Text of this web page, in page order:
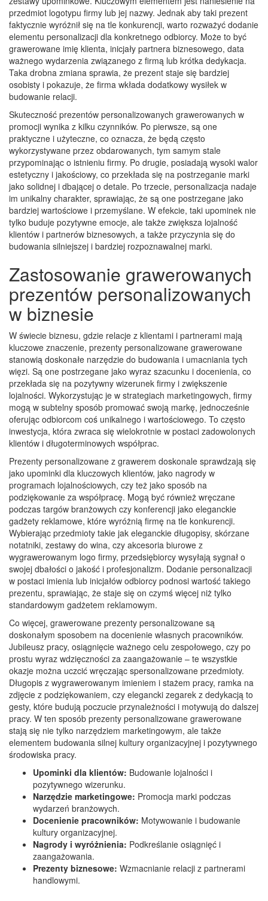
przedmiot logotypu firmy lub jej nazwy. Jednak aby taki prezent
faktycznie wyróżnił się na tle konkurencji, warto rozważyć dodanie
elementu personalizacji dla konkretnego odbiorcy. Może to być
grawerowane imię klienta, inicjały partnera biznesowego, data
ważnego wydarzenia związanego z firmą lub krótka dedykacja.
Taka drobna zmiana sprawia, że prezent staje się bardziej
osobisty i pokazuje, że firma wkłada dodatkowy wysiłek w
budowanie relacji.
Skuteczność prezentów personalizowanych grawerowanych w
promocji wynika z kilku czynników. Po pierwsze, są one
praktyczne i użyteczne, co oznacza, że będą często
wykorzystywane przez obdarowanych, tym samym stale
przypominając o istnieniu firmy. Po drugie, posiadają wysoki walor
estetyczny i jakościowy, co przekłada się na postrzeganie marki
jako solidnej i dbającej o detale. Po trzecie, personalizacja nadaje
im unikalny charakter, sprawiając, że są one postrzegane jako
bardziej wartościowe i przemyślane. W efekcie, taki upominek nie
tylko buduje pozytywne emocje, ale także zwiększa lojalność
klientów i partnerów biznesowych, a także przyczynia się do
budowania silniejszej i bardziej rozpoznawalnej marki.
Zastosowanie grawerowanych
prezentów personalizowanych
w biznesie
W świecie biznesu, gdzie relacje z klientami i partnerami mają
kluczowe znaczenie, prezenty personalizowane grawerowane
stanowią doskonałe narzędzie do budowania i umacniania tych
więzi. Są one postrzegane jako wyraz szacunku i docenienia, co
przekłada się na pozytywny wizerunek firmy i zwiększenie
lojalności. Wykorzystując je w strategiach marketingowych, firmy
mogą w subtelny sposób promować swoją markę, jednocześnie
oferując odbiorcom coś unikalnego i wartościowego. To często
inwestycja, która zwraca się wielokrotnie w postaci zadowolonych
klientów i długoterminowych współprac.
Prezenty personalizowane z grawerem doskonale sprawdzają się
jako upominki dla kluczowych klientów, jako nagrody w
programach lojalnościowych, czy też jako sposób na
podziękowanie za współpracę. Mogą być również wręczane
podczas targów branżowych czy konferencji jako eleganckie
gadżety reklamowe, które wyróżnią firmę na tle konkurencji.
Wybierając przedmioty takie jak eleganckie długopisy, skórzane
notatniki, zestawy do wina, czy akcesoria biurowe z
wygrawerowanym logo firmy, przedsiębiorcy wysyłają sygnał o
swojej dbałości o jakość i profesjonalizm. Dodanie personalizacji
w postaci imienia lub inicjałów odbiorcy podnosi wartość takiego
prezentu, sprawiając, że staje się on czymś więcej niż tylko
standardowym gadżetem reklamowym.
Co więcej, grawerowane prezenty personalizowane są
doskonałym sposobem na docenienie własnych pracowników.
Jubileusz pracy, osiągnięcie ważnego celu zespołowego, czy po
prostu wyraz wdzięczności za zaangażowanie – te wszystkie
okazje można uczcić wręczając spersonalizowane przedmioty.
Długopis z wygrawerowanym imieniem i stażem pracy, ramka na
zdjęcie z podziękowaniem, czy elegancki zegarek z dedykacją to
gesty, które budują poczucie przynależności i motywują do dalszej
pracy. W ten sposób prezenty personalizowane grawerowane
stają się nie tylko narzędziem marketingowym, ale także
elementem budowania silnej kultury organizacyjnej i pozytywnego
środowiska pracy.
Upominki dla klientów: Budowanie lojalności i
pozytywnego wizerunku.
Narzędzie marketingowe: Promocja marki podczas
wydarzeń branżowych.
Docenienie pracowników: Motywowanie i budowanie
kultury organizacyjnej.
Nagrody i wyróżnienia: Podkreślanie osiągnięć i
zaangażowania.
Prezenty biznesowe: Wzmacnianie relacji z partnerami
handlowymi.